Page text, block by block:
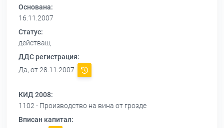
Основана:
16.11.2007
Статус:
действащ
ДДС регистрация:
Да, от 28.11.2007
КИД 2008:
1102 - Производство на вина от грозде
Вписан капитал: